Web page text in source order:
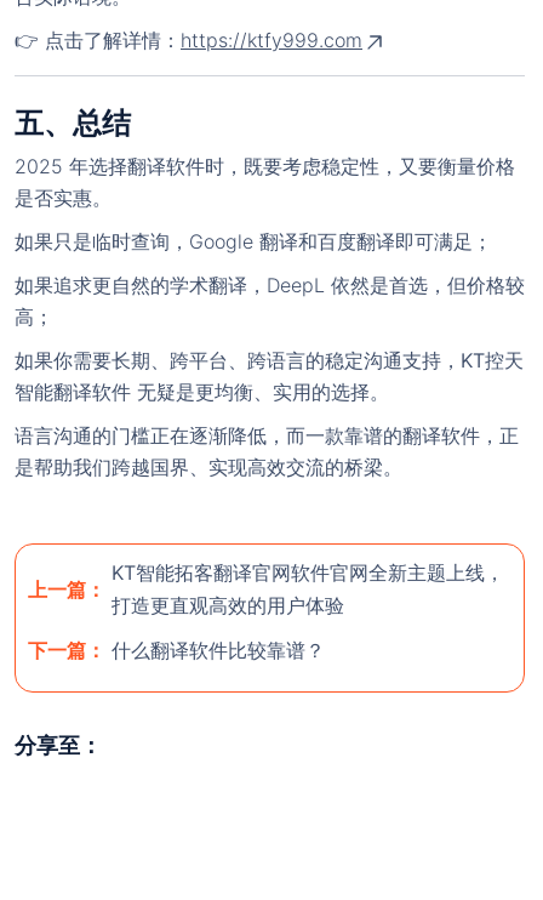
👉 点击了解详情： https://ktfy999.com
五、总结
2025 年选择翻译软件时，既要考虑稳定性 ，又要衡量价格
是否实惠。
如果只是临时查询，Google 翻译和百度翻译即可满足；
如果追求更自然的学术翻译，DeepL 依然是首选，但价格较
高；
如果你需要长期、跨平台、跨语言的稳定沟通支持， KT控天
智能翻译软件 无疑是更均衡、实用的选择。
语言沟通的门槛正在逐渐降低，而一款靠谱的翻译软件，正
是帮助我们跨越国界、实现高效交流的桥梁。
上一篇：
KT智能拓客翻译官网软件官网全新主题上线，
打造更直观高效的用户体验
下一篇： 什么翻译软件比较靠谱？
分享至：
欢迎使用 KT智能拓客翻译（控
天智能拓客）
! 官网
注意：官方最新尝鲜版安装包版本号为 3.5.1（大
111.54M）若安装包大小与对应版本大小不符，则极
有可能为病毒版本。一定要在官方渠道中下
关闭 开通团队后台